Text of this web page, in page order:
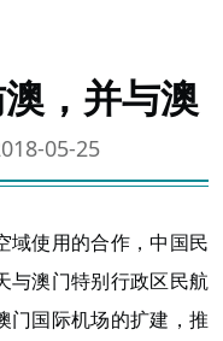
，并与澳
05-25
域使用的合作，中国民
与澳门特别行政区民航
门国际机场的扩建，推